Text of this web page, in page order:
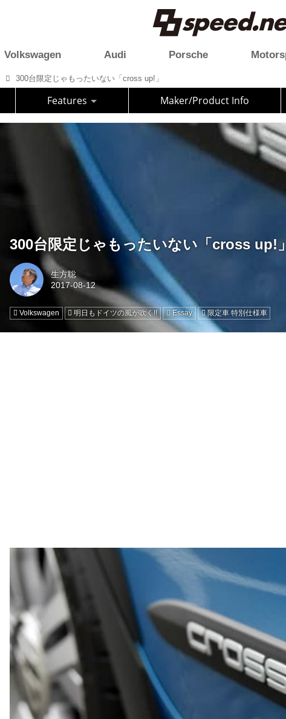
Volkswagen Audi Porsche
300台限定じゃもったいない「cross up!」
Features Maker/Product Info
300台限定じゃもったいない「cross up!」
生方聡
Volkswagen 明日もドイツの風が吹く!! Essay 限定車 特別仕様車